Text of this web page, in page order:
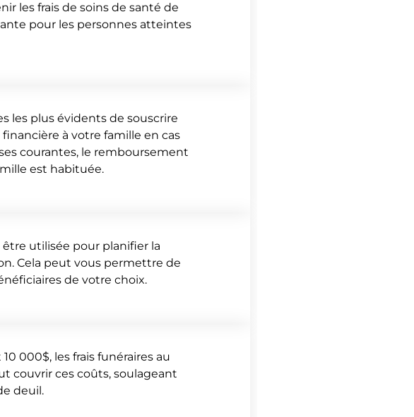
les frais de soins de santé de
pour les personnes atteintes
les plus évidents de souscrire
à votre famille en cas
courantes, le remboursement
est habituée.
être utilisée pour planifier la
Cela peut vous permettre de
de votre choix.
000$, les frais funéraires au
couvrir ces coûts, soulageant
deuil.